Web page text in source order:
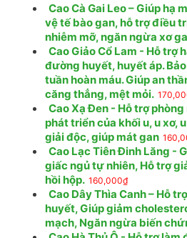
Cao Cà Gai Leo – Giúp hạ
vệ tế bào gan, hỗ trợ điều
nhiễm mỡ, ngăn ngừa xơ
Cao Giảo Cổ Lam - Hỗ trợ
đường huyết, huyết áp.
tuần hoàn máu. Giúp an
căng thẳng, mệt mỏi.
Cao Xạ Đen - Hỗ trợ
phát triển của khối u, u xơ,
giải độc, giúp mát gan
Cao Lạc Tiên Đinh Lăng -
giấc ngủ tự nhiên, Hỗ trợ
hồi hộp. 160,000₫
Cao Dây Thìa Canh – Hỗ
huyết, Giúp giảm
mạch, Ngăn ngừa biến